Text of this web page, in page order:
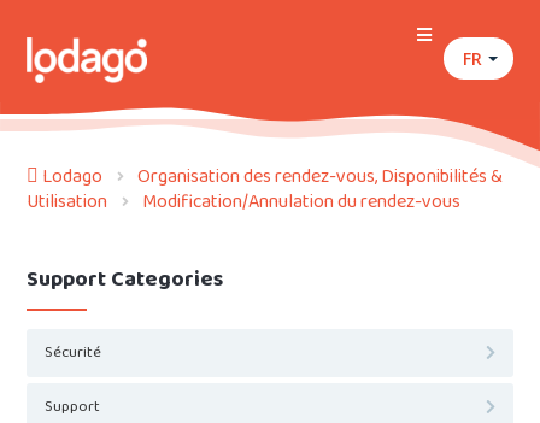
FR
Lodago Organisation des rendez-vous, Disponibilités &
Utilisation Modification/Annulation du rendez-vous
Support Categories
Sécurité
Support